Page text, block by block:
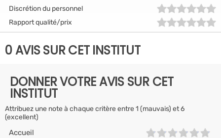
Discrétion du personnel
Rapport qualité/prix
0 AVIS SUR CET INSTITUT
DONNER VOTRE AVIS SUR CET
INSTITUT
Attribuez une note à chaque critère entre 1 (mauvais) et 6
(excellent)
Accueil